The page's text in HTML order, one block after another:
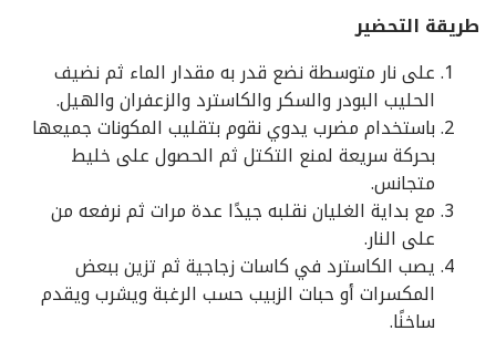
طريقة التحضير
على نار متوسطة نضع قدر به مقدار الماء ثم نضيف
الحليب البودر والسكر والكاسترد والزعفران والهيل.
باستخدام مضرب يدوي نقوم بتقليب المكونات جميعها
بحركة سريعة لمنع التكتل ثم الحصول على خليط
متجانس.
مع بداية الغليان نقلبه جيدًا عدة مرات ثم نرفعه من
على النار.
يصب الكاسترد في كاسات زجاجية ثم تزين ببعض
المكسرات أو حبات الزبيب حسب الرغبة ويشرب ويقدم
ساخنًا.